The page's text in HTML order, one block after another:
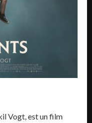
Vogt, est un film